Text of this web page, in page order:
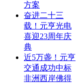
方案
奋进二十三
载！元亨光电
喜迎23周年庆
典
近5万盏！元亨
交通成功中标
非洲西岸佛得